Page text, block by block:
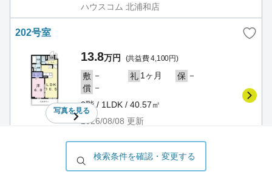
ハウスコム 北浦和店
202号室
写真を見る
13.8万円 (共益費 4,100円)
敷 － 礼 1ヶ月 保 －
償 －
2階 / 1LDK / 40.57㎡
2026/08/08 更新
検索条件を確認・変更する